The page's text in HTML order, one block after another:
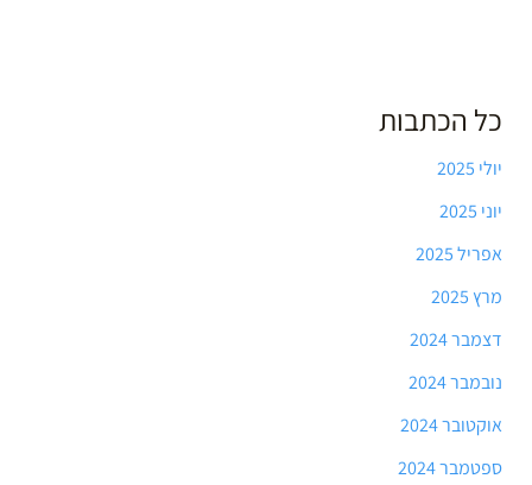
כל הכתבות
יולי 2025
יוני 2025
אפריל 2025
מרץ 2025
דצמבר 2024
נובמבר 2024
אוקטובר 2024
ספטמבר 2024